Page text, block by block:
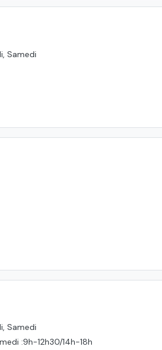
Samedi
Samedi
:9h-12h30/14h-18h